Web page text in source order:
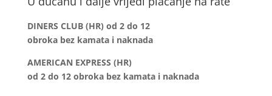
DINERS CLUB (HR) od 2 do 12
obroka bez kamata i naknada
AMERICAN EXPRESS (HR)
od 2 do 12 obroka bez kamata i naknada